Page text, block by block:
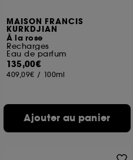
MAISON FRANCIS
KURKDJIAN
À la rose
Recharges
Eau de parfum
135,00€
409,09€ / 100ml
Ajouter au panier